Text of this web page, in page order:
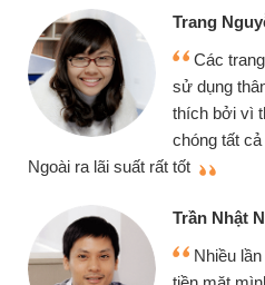
Đoàn
chiếc
gói
cần
thiệu cho bạn bè biết
Cấn
Tôi
nhiều